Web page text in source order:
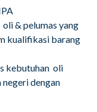
& pelumas yang
kualifikasi barang
kebutuhan oli
dengan